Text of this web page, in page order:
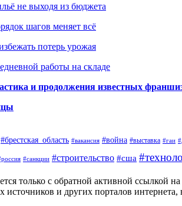
не выходя из бюджета
шагов меняет всё
потерь урожая
работы на складе
и продолжения известных
#брестская_область #вакансия #война #выставка #гаи
#санкции #строительство #сша
только с обратной активной ссылкой на
и других порталов